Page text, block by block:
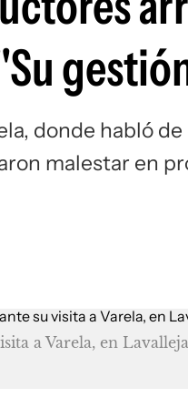
donde habló
malestar en
a Varela, en